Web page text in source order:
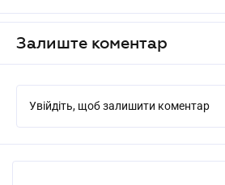
Залиште коментар
Увійдіть, щоб залишити коментар